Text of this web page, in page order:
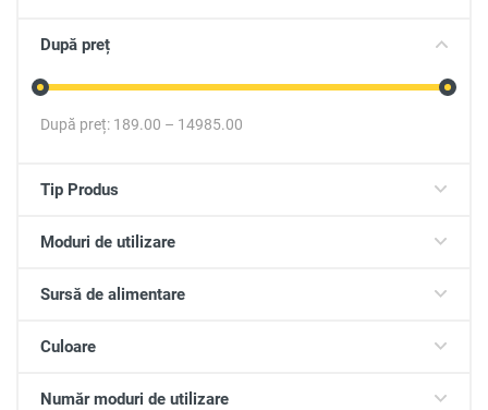
După preț
După preț: 189.00 – 14985.00
Tip Produs
Moduri de utilizare
Sursă de alimentare
Culoare
Număr moduri de utilizare